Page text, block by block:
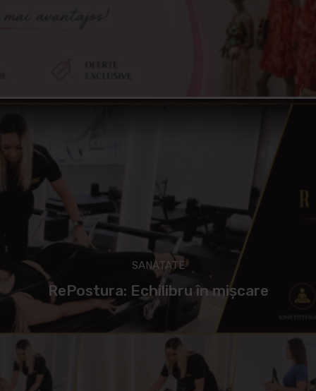
SANATATE
RePostura: Echilibru în mișcare